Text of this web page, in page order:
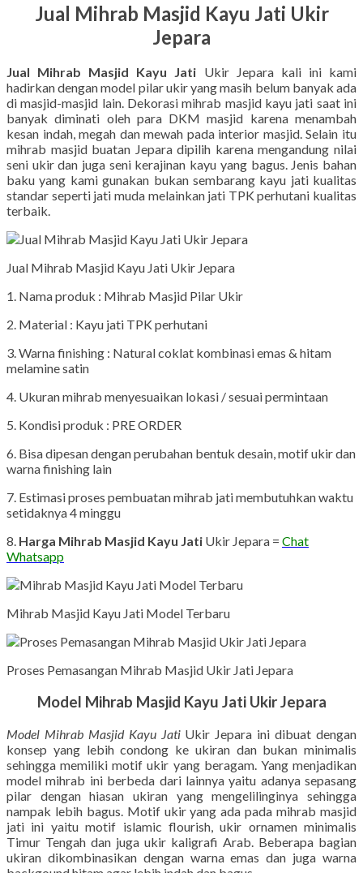
Jual Mihrab Masjid Kayu Jati Ukir
Jepara
Jual Mihrab Masjid Kayu Jati Ukir Jepara kali ini kami
hadirkan dengan model pilar ukir yang masih belum banyak ada
di masjid-masjid lain. Dekorasi mihrab masjid kayu jati saat ini
banyak diminati oleh para DKM masjid karena menambah
kesan indah, megah dan mewah pada interior masjid. Selain itu
mihrab masjid buatan Jepara dipilih karena mengandung nilai
seni ukir dan juga seni kerajinan kayu yang bagus. Jenis bahan
baku yang kami gunakan bukan sembarang kayu jati kualitas
standar seperti jati muda melainkan jati TPK perhutani kualitas
terbaik.
Jual Mihrab Masjid Kayu Jati Ukir Jepara
1. Nama produk : Mihrab Masjid Pilar Ukir
2. Material : Kayu jati TPK perhutani
3. Warna finishing : Natural coklat kombinasi emas & hitam
melamine satin
4. Ukuran mihrab menyesuaikan lokasi / sesuai permintaan
5. Kondisi produk : PRE ORDER
6. Bisa dipesan dengan perubahan bentuk desain, motif ukir dan
warna finishing lain
7. Estimasi proses pembuatan mihrab jati membutuhkan waktu
setidaknya 4 minggu
8. Harga Mihrab Masjid Kayu Jati Ukir Jepara = Chat
Whatsapp
Mihrab Masjid Kayu Jati Model Terbaru
Proses Pemasangan Mihrab Masjid Ukir Jati Jepara
Model Mihrab Masjid Kayu Jati Ukir Jepara
Model Mihrab Masjid Kayu JatiUkir Jepara ini dibuat dengan
konsep yang lebih condong ke ukiran dan bukan minimalis
sehingga memiliki motif ukir yang beragam. Yang menjadikan
model mihrab ini berbeda dari lainnya yaitu adanya sepasang
pilar dengan hiasan ukiran yang mengelilinginya sehingga
nampak lebih bagus. Motif ukir yang ada pada mihrab masjid
jati ini yaitu motif islamic flourish, ukir ornamen minimalis
Timur Tengah dan juga ukir kaligrafi Arab. Beberapa bagian
ukiran dikombinasikan dengan warna emas dan juga warna